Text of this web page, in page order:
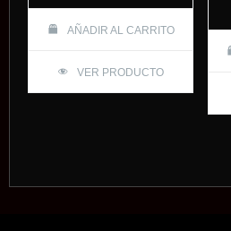
AÑADIR AL CARRITO
VER PRODUCTO